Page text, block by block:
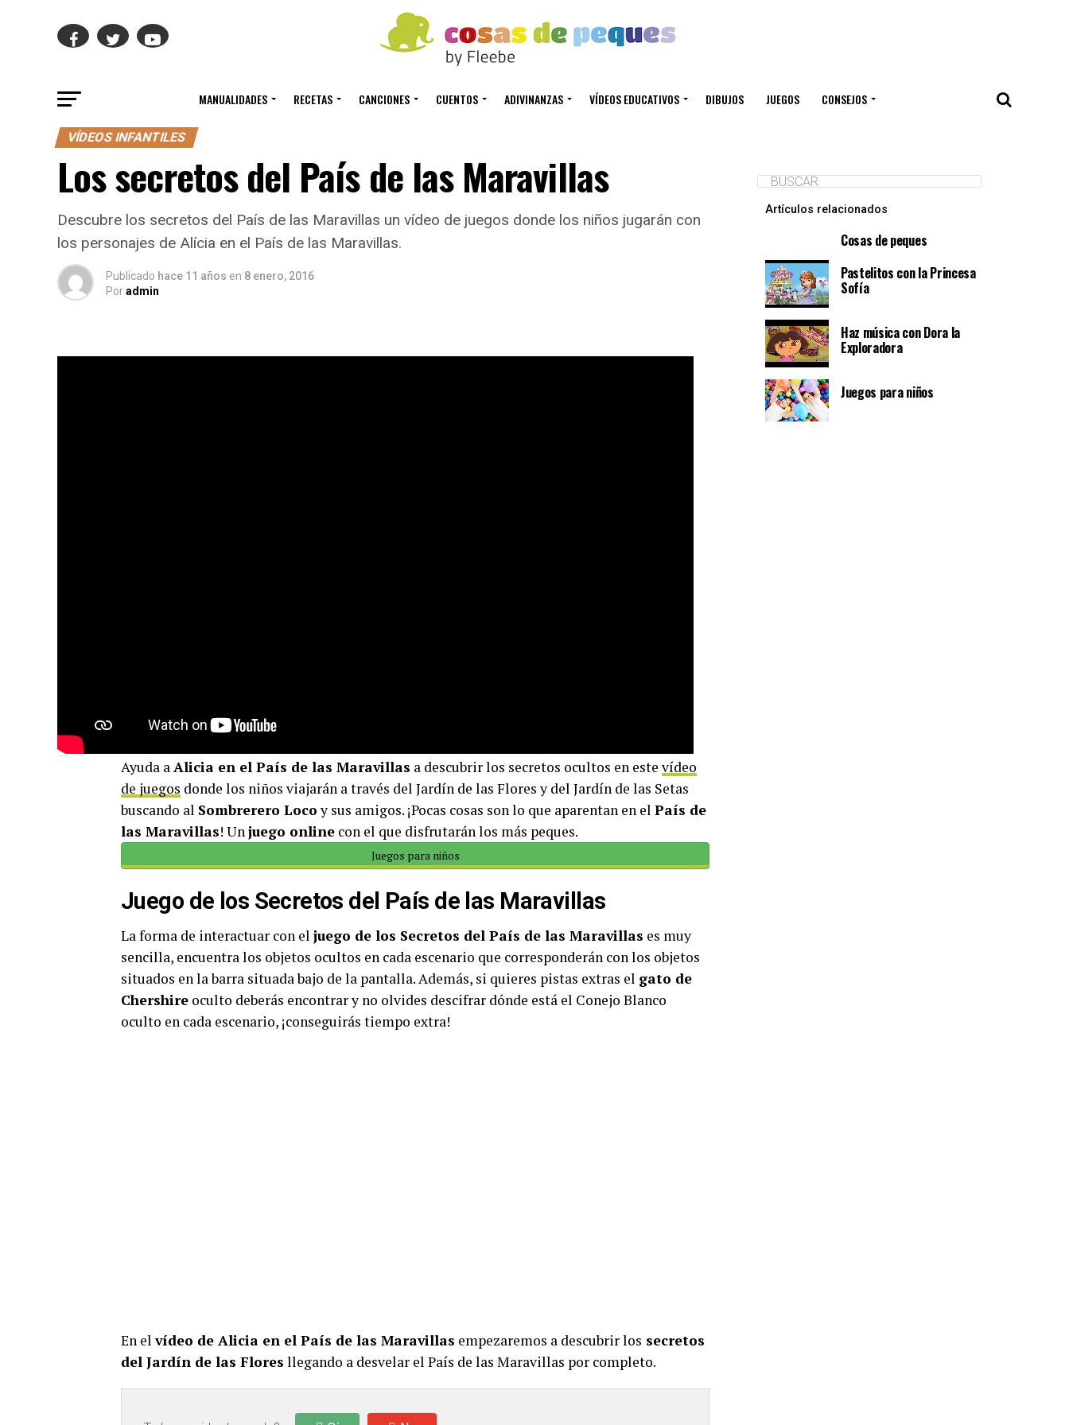
MANUALIDADES RECETAS CANCIONES CUENTOS ADIVINANZAS VÍDEOS EDUCATIVOS DIBUJOS JUEGOS CONSEJOS
VÍDEOS INFANTILES
Los secretos del País de las Maravillas
Descubre los secretos del País de las Maravillas un vídeo de juegos donde los niños jugarán con
los personajes de Alícia en el País de las Maravillas.
Publicado hace 11 años en 8 enero, 2016
Poradmin
Ayuda aAlicia en el País de las Maravillas a descubrir los secretos ocultos en este vídeo
de juegos donde los niños viajarán a través del Jardín de las Flores y del Jardín de las Setas
buscando al Sombrerero Locoy sus amigos. ¡Pocas cosas son lo que aparentan en el País de
las Maravillas! Unjuego online con el que disfrutarán los más peques.
Juegos para niños
Juego de los Secretos del País de las Maravillas
La forma de interactuar con el juego de los Secretos del País de las Maravillas es muy
sencilla, encuentra los objetos ocultos en cada escenario que corresponderán con los objetos
situados en la barra situada bajo de la pantalla. Además, si quieres pistas extras el gato de
Chershire oculto deberás encontrar y no olvides descifrar dónde está el Conejo Blanco
oculto en cada escenario, ¡conseguirás tiempo extra!
En elvídeo de Alicia en el País de las Maravillas empezaremos a descubrir los secretos
del Jardín de las Flores llegando a desvelar el País de las Maravillas por completo.
Artículos relacionados
Cosas de peques
Pastelitos con la Princesa
Sofía
Haz música con Dora la
Exploradora
Juegos para niños